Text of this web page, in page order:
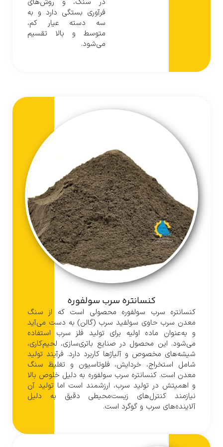
در سنگ، و روش‌های
فرآوری بستگی دارد و به
سه دسته عیار کم،
متوسط و بالا تقسیم
می‌شود.
کنسانتره سرب سولفوره
کنسانتره سرب سولفوره محصولی است که از سنگ
معدن سرب حاوی سولفید سرب (گالن) به دست می‌آید
و به‌عنوان ماده اولیه برای تولید فلز سرب استفاده
می‌شود. این محصول در صنایع باتری‌سازی، لحیم‌کاری،
شیشه‌های مخصوص و آلیاژها کاربرد دارد. فرآیند تولید
شامل استخراج، خردایش، فلوتاسیون و تغلیظ سنگ
معدن است. کنسانتره سرب سولفوره به دلیل خلوص بالا
و اهمیتش در تولید سرب، ارزشمند است اما تولید آن
نیازمند کنترل‌های زیست‌محیطی دقیق به دلیل
آلاینده‌های سرب و گوگرد است.